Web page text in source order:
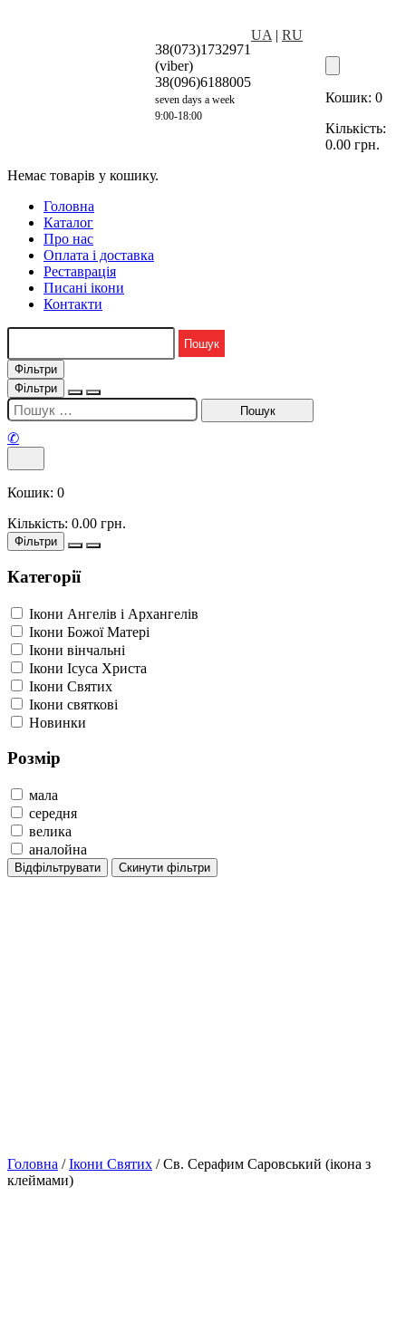
38(073)1732971
(viber)
38(096)6188005
seven days a week
9:00-18:00
UA | RU
Кошик: 0
Кількість:
0.00 грн.
Немає товарів у кошику.
Головна
Каталог
Про нас
Оплата і доставка
Реставрація
Писані ікони
Контакти
Фільтри
Фільтри
✆
Кошик: 0
Кількість: 0.00 грн.
Фільтри
Категорії
Ікони Ангелів і Архангелів
Ікони Божої Матері
Ікони вінчальні
Ікони Ісуса Христа
Ікони Святих
Ікони святкові
Новинки
Розмір
мала
середня
велика
аналойна
Відфільтрувати Скинути фільтри
Головна /Ікони Святих / Св. Серафим Саровський (ікона з
клеймами)